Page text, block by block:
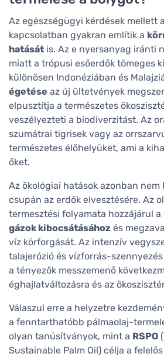
Az egészségügyi kérdések mellett
kapcsolatban gyakran említik a
hatását is. Az e nyersanyag iránti
miatt a trópusi esőerdők tömeges
különösen Indonéziában és
égetése az új ültetvények
elpusztítja a természetes
veszélyezteti a biodiverzitást. Az
szumátrai tigrisek vagy az
természetes élőhelyüket, ami a
őket.
Az ökológiai hatások azonban nem
csupán az erdők elvesztésére. Az
termesztési folyamata hozzájárul a
gázok kibocsátásához és
víz körforgását. Az intenzív
talajerózió és vízforrás-
a tényezők messzemenő
éghajlatváltozásra és az
Válaszul erre a helyzetre
a fenntarthatóbb pálmaolaj-
olyan tanúsítványok, mint a RSPO
Sustainable Palm Oil) célja a